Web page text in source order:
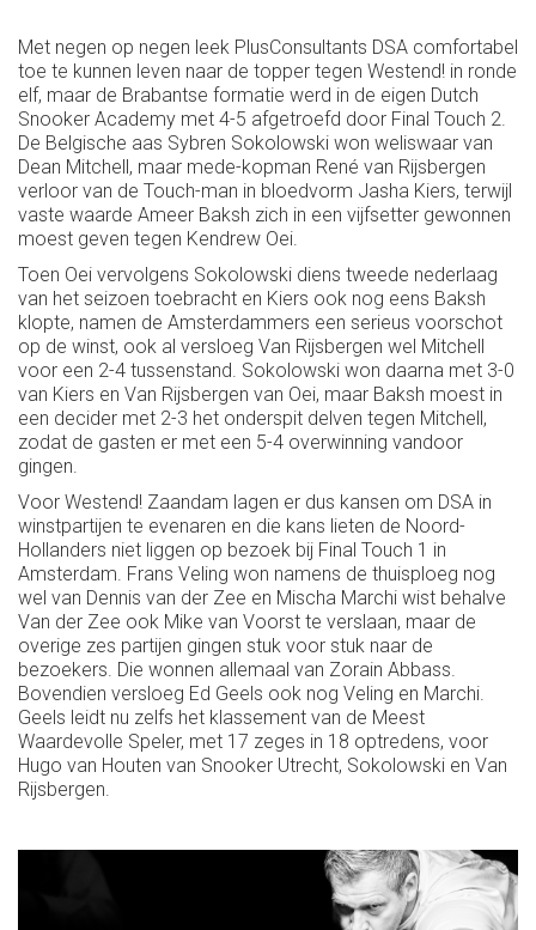
Met negen op negen leek PlusConsultants DSA comfortabel
toe te kunnen leven naar de topper tegen Westend! in ronde
elf, maar de Brabantse formatie werd in de eigen Dutch
Snooker Academy met 4-5 afgetroefd door Final Touch 2.
De Belgische aas Sybren Sokolowski won weliswaar van
Dean Mitchell, maar mede-kopman René van Rijsbergen
verloor van de Touch-man in bloedvorm Jasha Kiers, terwijl
vaste waarde Ameer Baksh zich in een vijfsetter gewonnen
moest geven tegen Kendrew Oei.
Toen Oei vervolgens Sokolowski diens tweede nederlaag
van het seizoen toebracht en Kiers ook nog eens Baksh
klopte, namen de Amsterdammers een serieus voorschot
op de winst, ook al versloeg Van Rijsbergen wel Mitchell
voor een 2-4 tussenstand. Sokolowski won daarna met 3-0
van Kiers en Van Rijsbergen van Oei, maar Baksh moest in
een decider met 2-3 het onderspit delven tegen Mitchell,
zodat de gasten er met een 5-4 overwinning vandoor
gingen.
Voor Westend! Zaandam lagen er dus kansen om DSA in
winstpartijen te evenaren en die kans lieten de Noord-
Hollanders niet liggen op bezoek bij Final Touch 1 in
Amsterdam. Frans Veling won namens de thuisploeg nog
wel van Dennis van der Zee en Mischa Marchi wist behalve
Van der Zee ook Mike van Voorst te verslaan, maar de
overige zes partijen gingen stuk voor stuk naar de
bezoekers. Die wonnen allemaal van Zorain Abbass.
Bovendien versloeg Ed Geels ook nog Veling en Marchi.
Geels leidt nu zelfs het klassement van de Meest
Waardevolle Speler, met 17 zeges in 18 optredens, voor
Hugo van Houten van Snooker Utrecht, Sokolowski en Van
Rijsbergen.